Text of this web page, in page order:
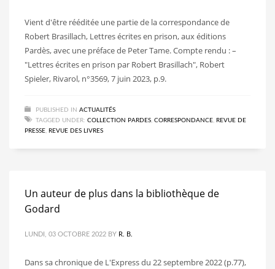
Vient d'être rééditée une partie de la correspondance de
Robert Brasillach, Lettres écrites en prison, aux éditions
Pardès, avec une préface de Peter Tame. Compte rendu : –
"Lettres écrites en prison par Robert Brasillach", Robert
Spieler, Rivarol, n°3569, 7 juin 2023, p.9.
PUBLISHED IN ACTUALITÉS
TAGGED UNDER: COLLECTION PARDES CORRESPONDANCE REVUE DE
PRESSE REVUE DES LIVRES
Un auteur de plus dans la bibliothèque de
Godard
LUNDI, 03 OCTOBRE 2022 BY R. B.
Dans sa chronique de L'Express du 22 septembre 2022 (p.77),